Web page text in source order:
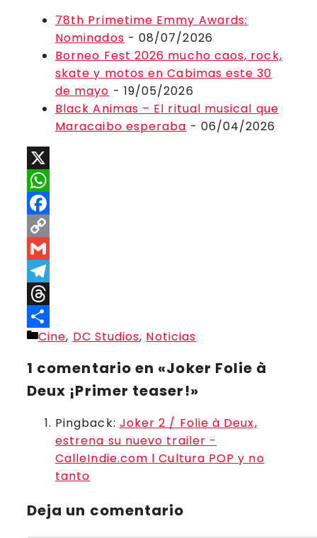
78th Primetime Emmy Awards:
Nominados - 08/07/2026
Borneo Fest 2026 mucho caos, rock,
skate y motos en Cabimas este 30
de mayo - 19/05/2026
Black Animas – El ritual musical que
Maracaibo esperaba - 06/04/2026
X
WhatsApp
Facebook
Copy
Link
Gmail
Telegram
Threads
Compartir
Categorías
Cine, DC Studios, Noticias
1 comentario en «Joker Folie à
Deux ¡Primer teaser!»
Pingback: Joker 2 / Folie à Deux,
estrena su nuevo trailer -
CalleIndie.com l Cultura POP y no
tanto
Deja un comentario